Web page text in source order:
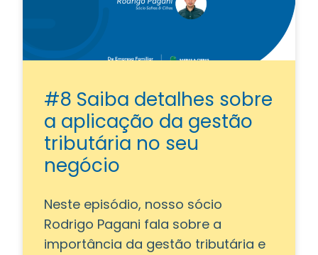
#8 Saiba detalhes sobre
a aplicação da gestão
tributária no seu
negócio
Neste episódio, nosso sócio
Rodrigo Pagani fala sobre a
importância da gestão tributária e